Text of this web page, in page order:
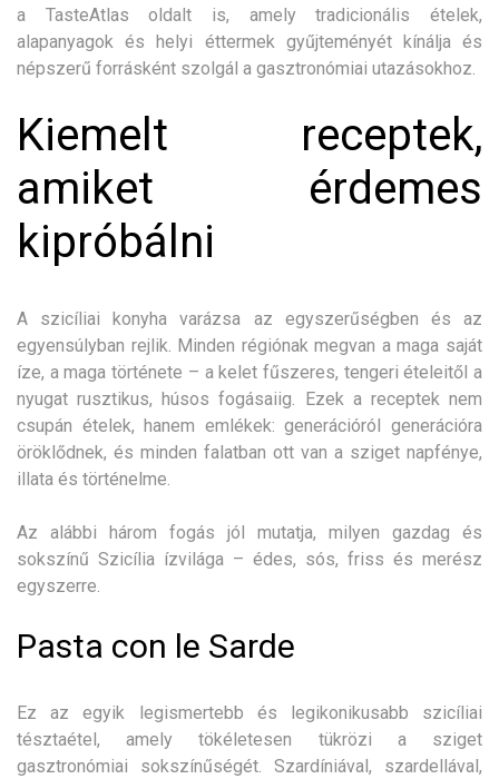
a TasteAtlas oldalt is, amely tradicionális ételek,
alapanyagok és helyi éttermek gyűjteményét kínálja és
népszerű forrásként szolgál a gasztronómiai utazásokhoz.
Kiemelt receptek,
amiket érdemes
kipróbálni
A szicíliai konyha varázsa az egyszerűségben és az
egyensúlyban rejlik. Minden régiónak megvan a maga saját
íze, a maga története – a kelet fűszeres, tengeri ételeitől a
nyugat rusztikus, húsos fogásaiig. Ezek a receptek nem
csupán ételek, hanem emlékek: generációról generációra
öröklődnek, és minden falatban ott van a sziget napfénye,
illata és történelme.
Az alábbi három fogás jól mutatja, milyen gazdag és
sokszínű Szicília ízvilága – édes, sós, friss és merész
egyszerre.
Pasta con le Sarde
Ez az egyik legismertebb és legikonikusabb szicíliai
tésztaétel, amely tökéletesen tükrözi a sziget
gasztronómiai sokszínűségét. Szardíniával, szardellával,